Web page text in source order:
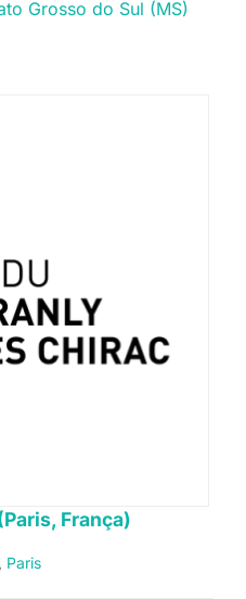
Grosso do Sul (MS)
França)
Paris